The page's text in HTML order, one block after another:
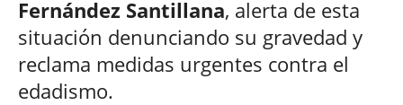
Fernández Santillana, alerta de esta
situación denunciando su gravedad y
reclama medidas urgentes contra el
edadismo.